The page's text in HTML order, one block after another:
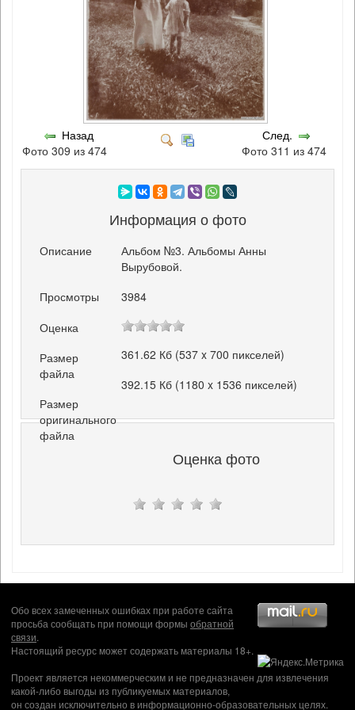
Назад
Фото 309 из 474
След.
Фото 311 из 474
Информация о фото
Описание
Альбом №3. Альбомы Анны
Вырубовой.
Просмотры
3984
Оценка
Размер
файла
361.62 Кб (537 x 700 пикселей)
Размер
оригинального
файла
392.15 Кб (1180 x 1536 пикселей)
Оценка фото
Обо всех замеченных ошибках при работе сайта
просьба сообщать при помощи формы обратной
связи.
Настоящий ресурс может содержать материалы 18+.
Проект является некоммерческим и не предназначен для извлечения
какой-либо выгоды из публикуемых материалов,
он создан исключительно в информационно-образовательных целях.